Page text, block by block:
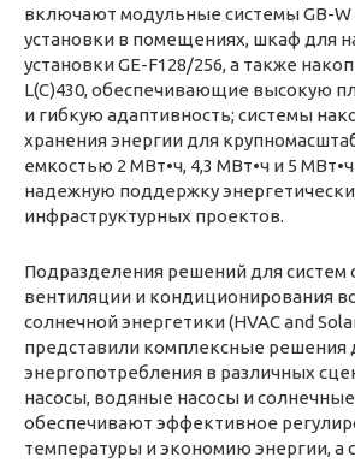
включают модульные системы GB-W
установки в помещениях, шкаф для
установки GE-F128/256, а также
L(C)430, обеспечивающие высокую
и гибкую адаптивность; системы
хранения энергии для
емкостью 2 МВт•ч, 4,3 МВт•ч и 5
надежную поддержку
инфраструктурных проектов.
Подразделения решений для систем
вентиляции и кондиционирования
солнечной энергетики (HVAC and
представили комплексные решения
энергопотребления в различных
насосы, водяные насосы и
обеспечивают эффективное
температуры и экономию энергии, а